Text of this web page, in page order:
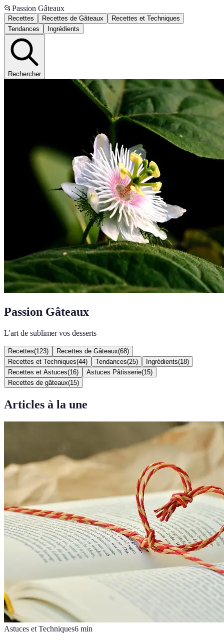
📂 Passion Gâteaux
Recettes Recettes de Gâteaux
Recettes et Techniques
Tendances
Ingrédients
Rechercher
Passion Gâteaux
L'art de sublimer vos desserts
Recettes(123) Recettes de Gâteaux(68)
Recettes et Techniques(44) Tendances(25) Ingrédients(18)
Recettes et Astuces(16) Astuces Pâtisserie(15)
Recettes de gâteaux(15)
Articles à la une
Astuces et Techniques6 min